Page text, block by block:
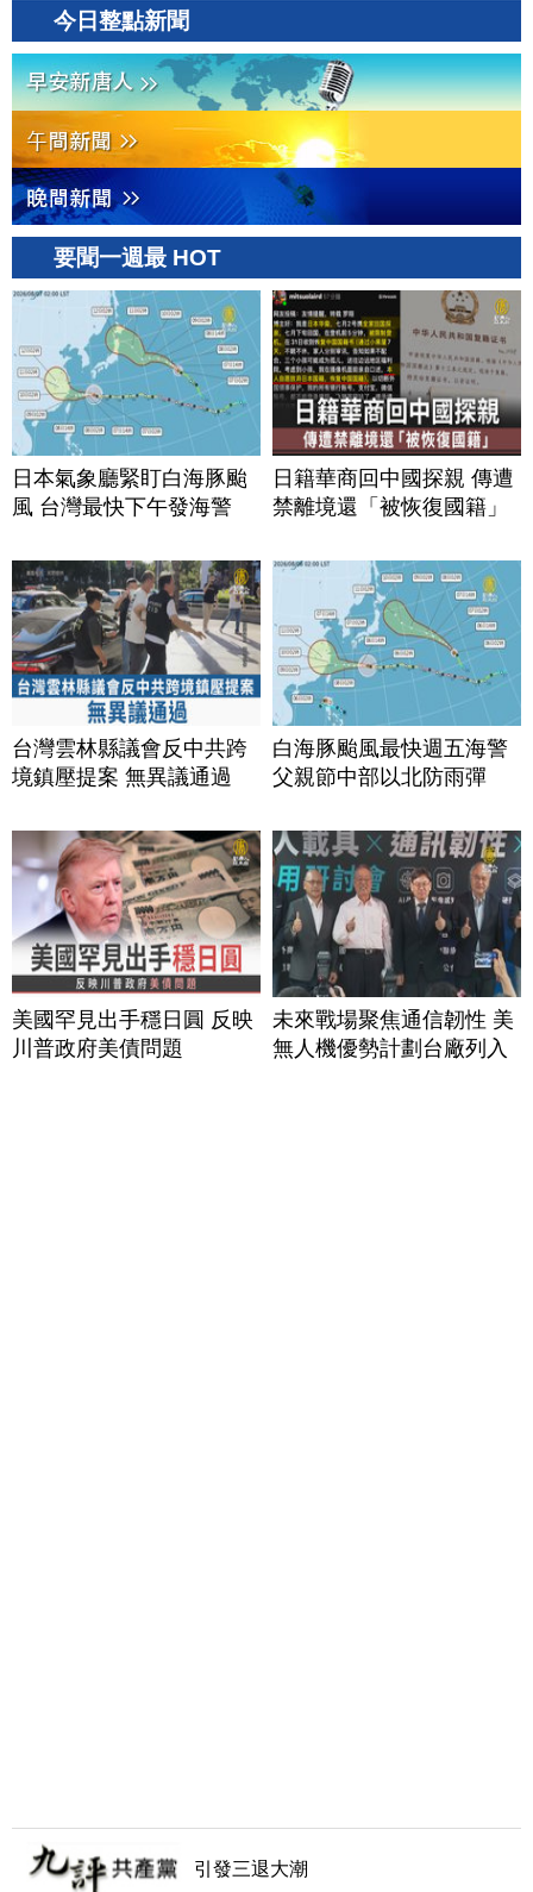
今日整點新聞
要聞一週最 HOT
日本氣象廳緊盯白海豚颱
風 台灣最快下午發海警
日籍華商回中國探親 傳遭
禁離境還「被恢復國籍」
台灣雲林縣議會反中共跨
境鎮壓提案 無異議通過
白海豚颱風最快週五海警
父親節中部以北防雨彈
美國罕見出手穩日圓 反映
川普政府美債問題
未來戰場聚焦通信韌性 美
無人機優勢計劃台廠列入
引發三退大潮